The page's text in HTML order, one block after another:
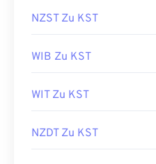
NZST Zu KST
WIB Zu KST
WIT Zu KST
NZDT Zu KST